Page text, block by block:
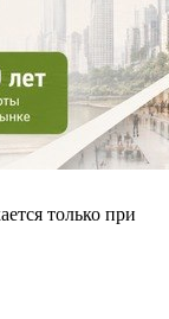
1,1 тыс
«Лента».
*Фото: e-pepper.ru
только при